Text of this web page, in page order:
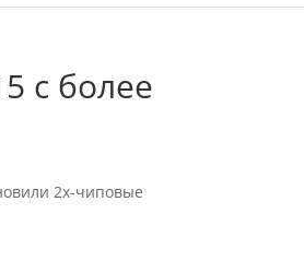
с более
2х-чиповые